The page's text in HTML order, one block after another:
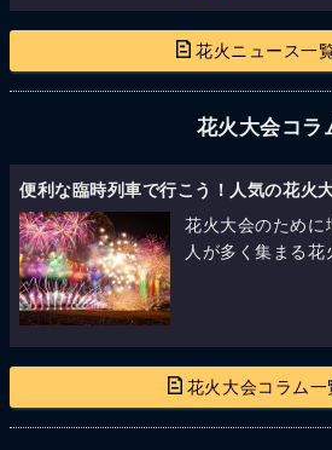
花火ニュース一
花火大会コラ
便利な臨時列車で行こう！人気の花火
花火大会のために
人が多く集まる花
花火大会コラム一